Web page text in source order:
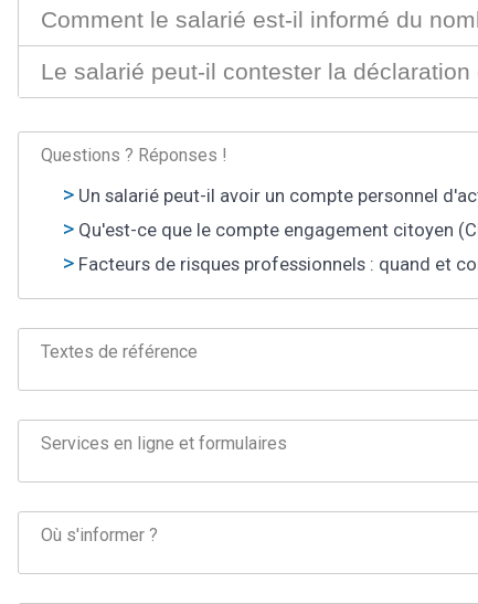
Comment le salarié est-il informé du
Le salarié peut-il contester la
Questions ? Réponses !
Un salarié peut-il avoir un compte personnel
Qu'est-ce que le compte engagement citoyen
Facteurs de risques professionnels : quand et
Textes de référence
Services en ligne et formulaires
Où s'informer ?